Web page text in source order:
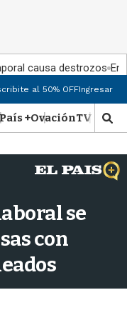
causa destrozos En
al 50% OFFIngresar
+OvaciónTV Show
M
o
s
t
r
se
con